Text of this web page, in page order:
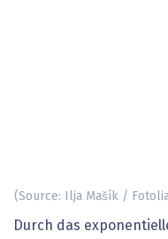
(Source: Ilja Mašík /
Durch das